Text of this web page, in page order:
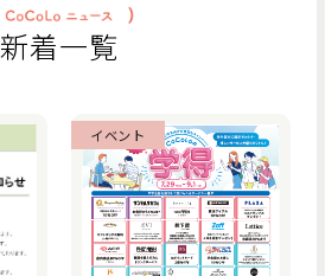
新着一覧
イベント